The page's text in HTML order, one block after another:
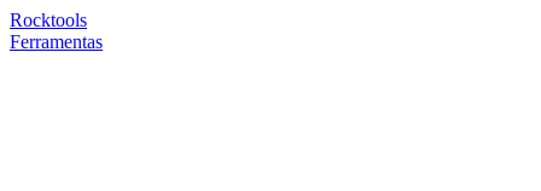
Rocktools
Ferramentas